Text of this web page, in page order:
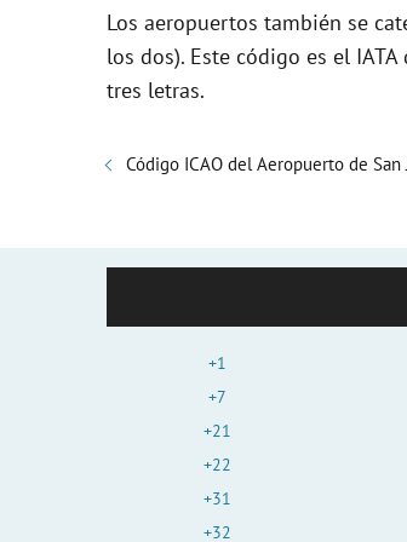
Los aeropuertos también se
los dos). Este código es el
tres letras.
Código ICAO del Aeropuerto de San
+1
+7
+21
+22
+31
+32